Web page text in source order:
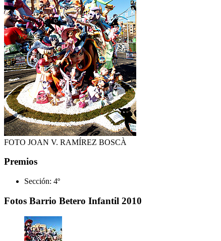
FOTO JOAN V. RAMÍREZ BOSCÀ
Premios
Sección: 4º
Fotos Barrio Betero Infantil 2010